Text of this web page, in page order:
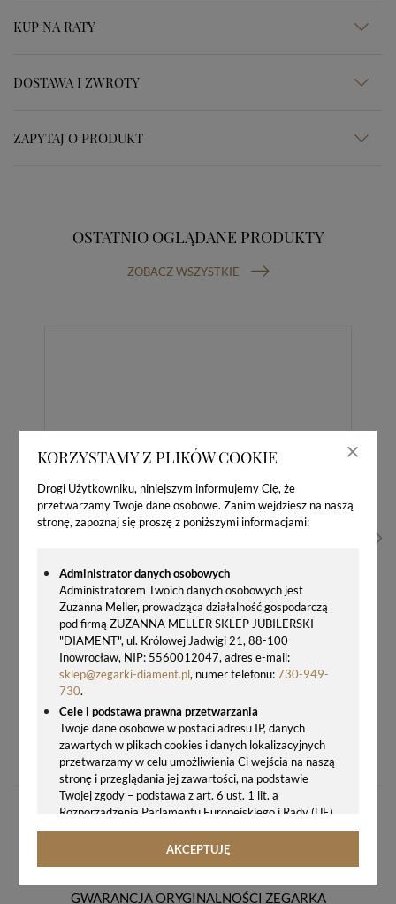
KORZYSTAMY Z PLIKÓW COOKIE
Drogi Użytkowniku, niniejszym informujemy Cię, że
przetwarzamy Twoje dane osobowe. Zanim wejdziesz na naszą
stronę, zapoznaj się proszę z poniższymi informacjami:
Administrator danych osobowych
Administratorem Twoich danych osobowych jest
Zuzanna Meller, prowadząca działalność gospodarczą
pod firmą ZUZANNA MELLER SKLEP JUBILERSKI
"DIAMENT", ul. Królowej Jadwigi 21, 88-100
Inowrocław, NIP: 5560012047, adres e-mail:
sklep@zegarki-diament.pl, numer telefonu:730-949-
730.
Cele i podstawa prawna przetwarzania
Twoje dane osobowe w postaci adresu IP, danych
zawartych w plikach cookies i danych lokalizacyjnych
przetwarzamy w celu umożliwienia Ci wejścia na naszą
stronę i przeglądania jej zawartości, na podstawie
Twojej zgody – podstawa z art. 6 ust. 1 lit. a
Rozporządzenia Parlamentu Europejskiego i Rady (UE)
2016/679 z 27.04.2016 r. w sprawie ochrony osób
fizycznych w związku z przetwarzaniem danych
rozporządzenie o ochronie danych, tj. RODO).
AKCEPTUJĘ
KUP NA RATY
DOSTAWA I ZWROTY
ZAPYTAJ O PRODUKT
OSTATNIO OGLĄDANE PRODUKTY
ZOBACZ WSZYSTKIE
189,00 zł
GWARANCJA ORYGINALNOŚCI ZEGARKA